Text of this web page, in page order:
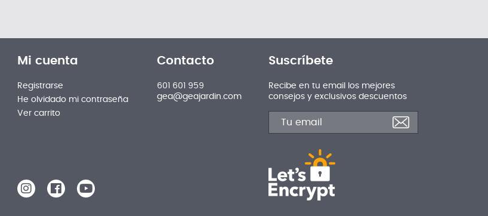
Mi cuenta
Registrarse
He olvidado mi contraseña
Ver carrito
Contacto
601 601 959
gea@geajardin.com
Suscríbete
Recibe en tu email los mejores
consejos y exclusivos descuentos